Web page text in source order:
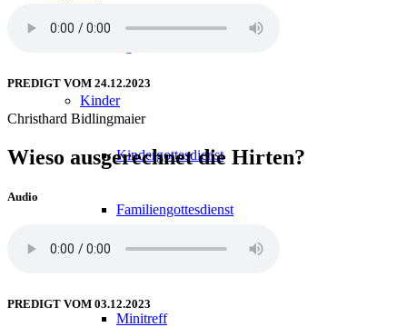
Kinder
Kindergottesdienst
Familiengottesdienst
Minitreff
PREDIGT VOM 24.12.2023
Christhard Bidlingmaier
Wieso ausgerechnet die Hirten?
Audio
PREDIGT VOM 03.12.2023